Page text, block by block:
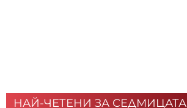
НАЙ-ЧЕТЕНИ ЗА СЕДМИЦАТА